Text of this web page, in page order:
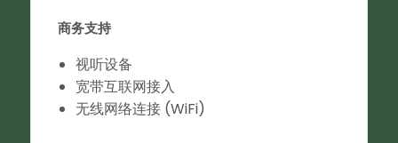
商务支持
视听设备
宽带互联网接入
无线网络连接 (WiFi)